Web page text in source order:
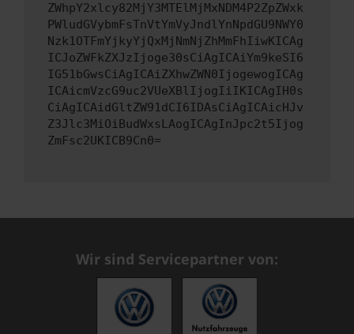
ZWhpY2xlcy82MjY3MTElMjMxNDM4P2ZpZWxk
PWludGVybmFsTnVtYmVyJndlYnNpdGU9NWY0
Nzk1OTFmYjkyYjQxMjNmNjZhMmFhIiwKICAg
ICJoZWFkZXJzIjoge30sCiAgICAiYm9keSI6
IG51bGwsCiAgICAiZXhwZWN0IjogewogICAg
ICAicmVzcG9uc2VUeXBlIjogIiIKICAgIH0s
CiAgICAidGltZW91dCI6IDAsCiAgICAicHJv
Z3Jlc3MiOiBudWxsLAogICAgInJpc2t5Ijog
ZmFsc2UKICB9Cn0=
Wir sind Servicepartner von: